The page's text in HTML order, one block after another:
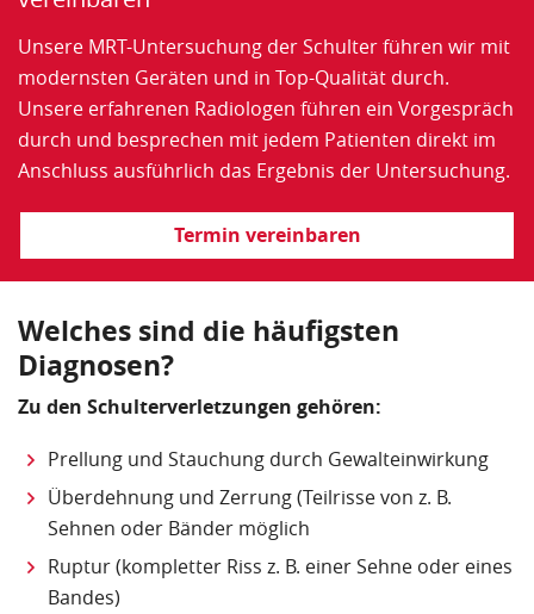
Unsere MRT-Untersuchung der Schulter führen wir mit
modernsten Geräten und in Top-Qualität durch.
Unsere erfahrenen Radiologen führen ein Vorgespräch
durch und besprechen mit jedem Patienten direkt im
Anschluss ausführlich das Ergebnis der Untersuchung.
Termin vereinbaren
Welches sind die häufigsten
Diagnosen?
Zu den Schulterverletzungen gehören:
Prellung und Stauchung durch Gewalteinwirkung
Überdehnung und Zerrung (Teilrisse von z. B.
Sehnen oder Bänder möglich
Ruptur (kompletter Riss z. B. einer Sehne oder eines
Bandes)